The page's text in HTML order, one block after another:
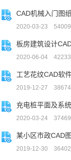
2020-03-23 54009
板房建筑设计
2020-06-04 42233
工艺花纹CAD软
2019-12-27 38674
2020-03-24 37469
某小区市政CAD
2019-12-30 36402